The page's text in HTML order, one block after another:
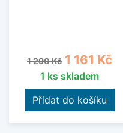
Běžná cena
1 290 Kč Cena
1 161 Kč
1 ks skladem
Přidat do košíku